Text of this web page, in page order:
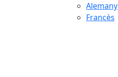
Alemany
Francès